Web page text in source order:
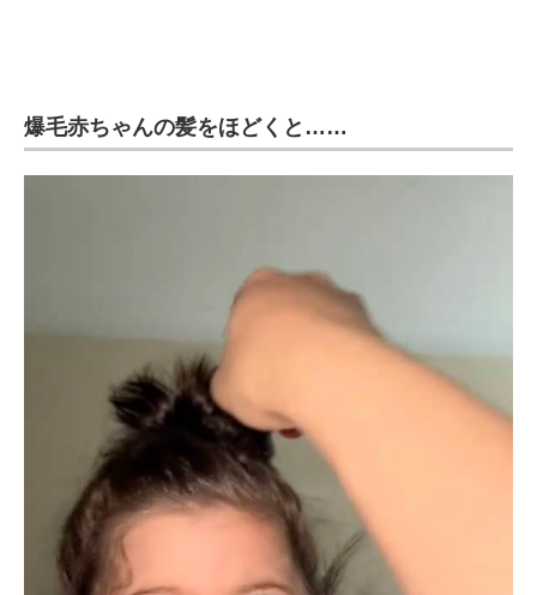
ITエンジニア向け専門サイト
製造業のIT導入・活用を支援
モノづくり技術者専門サイト
エレクトロニクス専門サイト
電子設計の基本と応用
エネルギーの専門メディア
建設×テクノロジーの最前線
爆毛赤ちゃんの髪をほどくと……